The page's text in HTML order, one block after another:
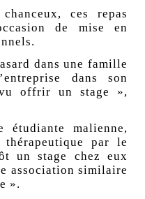
ces repas
de mise en
dans une famille
dans son
vu offrir un stage »,
étudiante malienne,
thérapeutique par le
un stage chez eux
association similaire
».